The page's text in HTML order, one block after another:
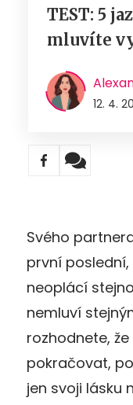
TEST: 5
mluvíte
12. 4.
Svého
první
neoplácí
nemluví
rozhodnete,
pokračovat,
jen svoji lásku